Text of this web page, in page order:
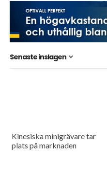
Senaste inslagen
Kinesiska minigrävare tar
plats på marknaden